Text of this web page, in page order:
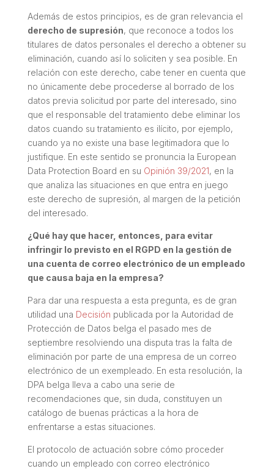
Además de estos principios, es de gran relevancia el
derecho de supresión, que reconoce a todos los
titulares de datos personales el derecho a obtener su
eliminación, cuando así lo soliciten y sea posible. En
relación con este derecho, cabe tener en cuenta que
no únicamente debe procederse al borrado de los
datos previa solicitud por parte del interesado, sino
que el responsable del tratamiento debe eliminar los
datos cuando su tratamiento es ilícito, por ejemplo,
cuando ya no existe una base legitimadora que lo
justifique. En este sentido se pronuncia la European
Data Protection Board en su Opinión 39/2021, en la
que analiza las situaciones en que entra en juego
este derecho de supresión, al margen de la petición
del interesado.
¿Qué hay que hacer, entonces, para evitar
infringir lo previsto en el RGPD en la gestión de
una cuenta de correo electrónico de un empleado
que causa baja en la empresa?
Para dar una respuesta a esta pregunta, es de gran
utilidad una Decisión publicada por la Autoridad de
Protección de Datos belga el pasado mes de
septiembre resolviendo una disputa tras la falta de
eliminación por parte de una empresa de un correo
electrónico de un exempleado. En esta resolución, la
DPA belga lleva a cabo una serie de
recomendaciones que, sin duda, constituyen un
catálogo de buenas prácticas a la hora de
enfrentarse a estas situaciones.
El protocolo de actuación sobre cómo proceder
cuando un empleado con correo electrónico